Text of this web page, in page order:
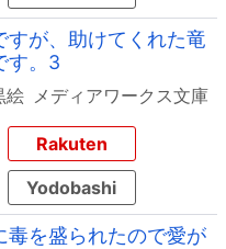
すが、助けてくれた竜
す。3
絵 メディアワークス文庫
Rakuten
Yodobashi
毒を盛られたので愛が